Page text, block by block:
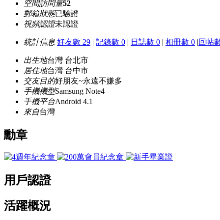
空間訪問量52
郵箱狀態已驗證
視頻認證未認證
統計信息 好友數 29 | 記錄數 0 | 日誌數 0 | 相冊數 0 |回帖
出生地台灣 台北市
居住地台灣 台中市
交友目的好朋友~永遠不嫌多
手機機型Samsung Note4
手機平台Android 4.1
來自台灣
勳章
用戶認證
活躍概況